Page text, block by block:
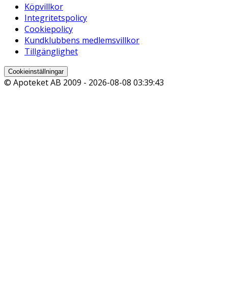
Köpvillkor
Integritetspolicy
Cookiepolicy
Kundklubbens medlemsvillkor
Tillgänglighet
Cookieinställningar
© Apoteket AB 2009 - 2026-08-08 03:39:43